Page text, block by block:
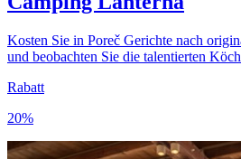
Kosten Sie in Poreč Gerichte nach
und beobachten Sie die talentierten
Rabatt
20%